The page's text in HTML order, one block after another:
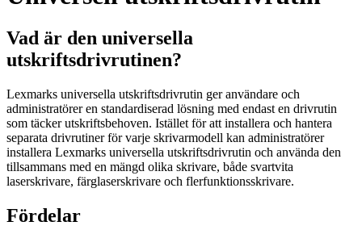
Vad är den universella
utskriftsdrivrutinen?
Lexmarks universella utskriftsdrivrutin ger användare och
administratörer en standardiserad lösning med endast en drivrutin
som täcker utskriftsbehoven. Istället för att installera och hantera
separata drivrutiner för varje skrivarmodell kan administratörer
installera Lexmarks universella utskriftsdrivrutin och använda den
tillsammans med en mängd olika skrivare, både svartvita
laserskrivare, färglaserskrivare och flerfunktionsskrivare.
Fördelar